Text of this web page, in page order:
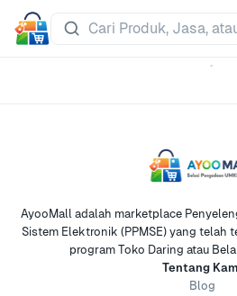
AyooMall adalah marketplace
Sistem Elektronik (PPMSE) yang telah
program Toko Daring atau
Tentang
Blog